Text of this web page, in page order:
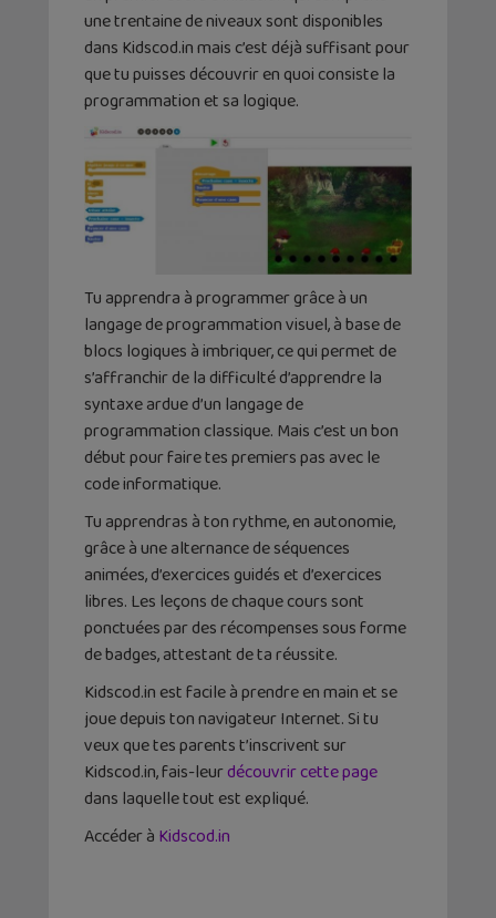
une trentaine de niveaux sont disponibles
dans Kidscod.in mais c’est déjà suffisant pour
que tu puisses découvrir en quoi consiste la
programmation et sa logique.
Tu apprendra à programmer grâce à un
langage de programmation visuel, à base de
blocs logiques à imbriquer, ce qui permet de
s’affranchir de la difficulté d’apprendre la
syntaxe ardue d’un langage de
programmation classique. Mais c’est un bon
début pour faire tes premiers pas avec le
code informatique.
Tu apprendras à ton rythme, en autonomie,
grâce à une alternance de séquences
animées, d’exercices guidés et d’exercices
libres. Les leçons de chaque cours sont
ponctuées par des récompenses sous forme
de badges, attestant de ta réussite.
Kidscod.in est facile à prendre en main et se
joue depuis ton navigateur Internet. Si tu
veux que tes parents t’inscrivent sur
Kidscod.in, fais-leurdécouvrir cette page
dans laquelle tout est expliqué.
Accéder à Kidscod.in